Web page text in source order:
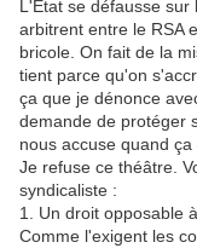
L'État se défausse
arbitrent entre le RSA
bricole. On fait de la
tient parce qu'on
ça que je dénonce
demande de protéger
nous accuse quand ça
Je refuse ce théâtre.
syndicaliste :
1. Un droit opposable
Comme l'exigent les